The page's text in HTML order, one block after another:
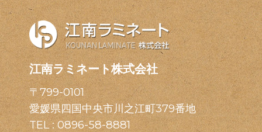
江南ラミネート株式会社
〒799-0101
愛媛県四国中央市川之江町379番地
TEL : 0896-58-8881